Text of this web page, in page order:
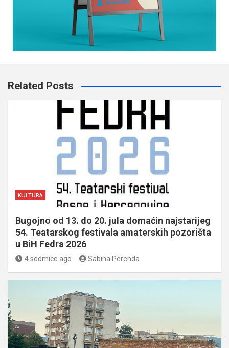
Related Posts
KULTURA
Bugojno od 13. do 20. jula domaćin najstarijeg
54. Teatarskog festivala amaterskih pozorišta
u BiH Fedra 2026
4 sedmice ago Sabina Perenda